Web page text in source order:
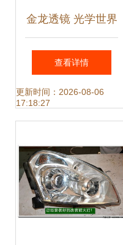
金龙透镜 光学世界
的艺术与科技交融
查看详情
更新时间：2026-08-06
17:18:27